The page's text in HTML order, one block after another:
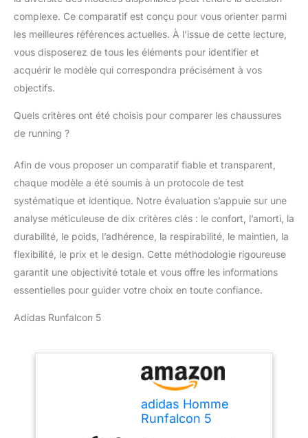
complexe. Ce comparatif est conçu pour vous orienter parmi
les meilleures références actuelles. À l’issue de cette lecture,
vous disposerez de tous les éléments pour identifier et
acquérir le modèle qui correspondra précisément à vos
objectifs.
Quels critères ont été choisis pour comparer les chaussures
de running ?
Afin de vous proposer un comparatif fiable et transparent,
chaque modèle a été soumis à un protocole de test
systématique et identique. Notre évaluation s’appuie sur une
analyse méticuleuse de dix critères clés : le confort, l’amorti, la
durabilité, le poids, l’adhérence, la respirabilité, le maintien, la
flexibilité, le prix et le design. Cette méthodologie rigoureuse
garantit une objectivité totale et vous offre les informations
essentielles pour guider votre choix en toute confiance.
Adidas Runfalcon 5
adidas Homme
Runfalcon 5